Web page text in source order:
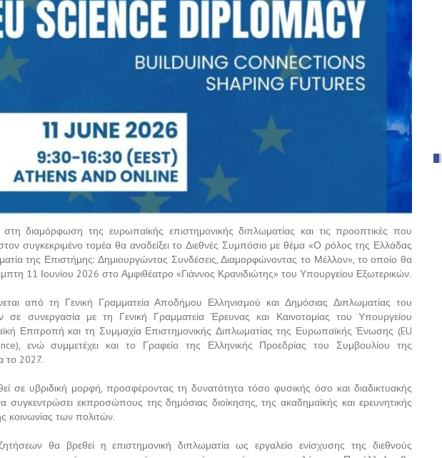
διαμόρφωση της ευρωπαϊκής επιστημονικής διπλωματίας και τις προοπτικές που
συγκεκριμένο τομέα θα αναδείξει το Διεθνές Συμπόσιο με θέμα «Ο ρόλος της Ελλάδας
της Επιστήμης: Δημιουργώντας Συνδέσεις, Διαμορφώνοντας το Μέλλον», το οποίο θα
11 Ιουνίου 2026 στο Αμφιθέατρο «Γιάννος Κρανιδιώτης» του Υπουργείου Εξωτερικών.
από τη Γενική Γραμματεία Αποδήμου Ελληνισμού και Δημόσιας Διπλωματίας του
σε συνεργασία με τη Γενική Γραμματεία Έρευνας και Καινοτομίας του Υπουργείου
Επιτροπή και τη Συμμαχία Επιστημονικής Διπλωματίας της Ευρωπαϊκής Ένωσης (EU
ενώ συμμετέχει και το Γραφείο της Ελληνικής Προεδρίας του Συμβουλίου της
το 2027.
σε υβριδική μορφή, προσφέροντας τη δυνατότητα τόσο φυσικής όσο και διαδικτυακής
συγκεντρώσει εκπροσώπους της δημόσιας διοίκησης, της ακαδημαϊκής και ερευνητικής
κοινωνίας των πολιτών.
θα βρεθεί η επιστημονική διπλωματία ως εργαλείο ενίσχυσης της διεθνούς